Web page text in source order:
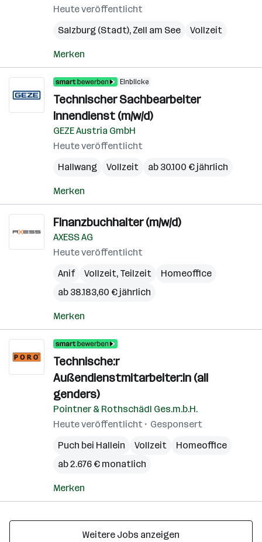
Heute veröffentlicht
Salzburg (Stadt), Zell am See Vollzeit
Merken
Einblicke
Technischer Sachbearbeiter
Innendienst (m/w/d)
GEZE Austria GmbH
Heute veröffentlicht
Hallwang
Vollzeit ab 30.100 € jährlich
Merken
Finanzbuchhalter (m/w/d)
AXESS AG
Heute veröffentlicht
Anif
Vollzeit, Teilzeit
Homeoffice
ab 38.183,60 € jährlich
Merken
Technische:r
Außendienstmitarbeiter:in (all
genders)
Pointner & Rothschädl Ges.m.b.H.
Heute veröffentlicht
Gesponsert
Puch bei Hallein
Vollzeit
Homeoffice
ab 2.676 € monatlich
Merken
Weitere Jobs anzeigen